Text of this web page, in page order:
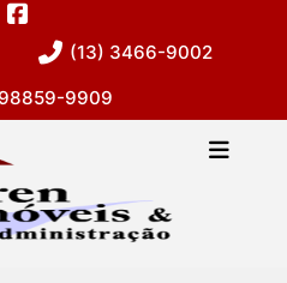
(13) 3466-9002
9909